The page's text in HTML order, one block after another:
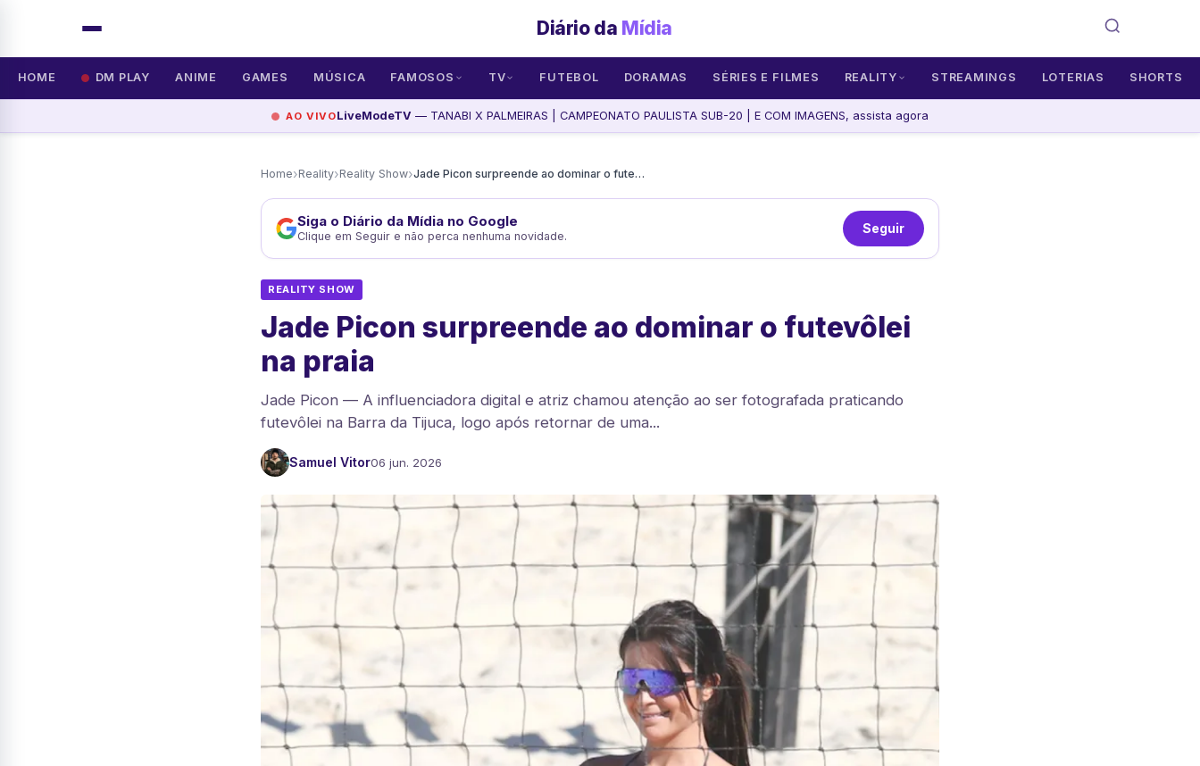
Diário da Mídia
HOME DM PLAY ANIME GAMES MÚSICA FAMOSOS TV FUTEBOL DORAMAS SÉRIES E FILMES REALITY STREAMINGS LOTERIAS SHORTS
AO VIVOLiveModeTV — TANABI X PALMEIRAS | CAMPEONATO PAULISTA SUB-20 | E COM IMAGENS, assista agora
Home›Reality›Reality Show› Jade Picon surpreende ao dominar o futevôlei na praia
Siga o Diário da Mídia no Google
Clique em Seguir e não perca nenhuma novidade.
Seguir
REALITY SHOW
Jade Picon surpreende ao dominar o futevôlei
na praia
Jade Picon — A influenciadora digital e atriz chamou atenção ao ser fotografada praticando
futevôlei na Barra da Tijuca, logo após retornar de uma...
Samuel Vitor06 jun. 2026